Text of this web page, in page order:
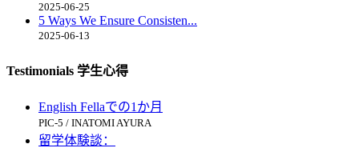
2025-06-25
5 Ways We Ensure Consisten...
2025-06-13
Testimonials 学生心得
English Fellaでの1か月
PIC-5 / INATOMI AYURA
留学体験談：